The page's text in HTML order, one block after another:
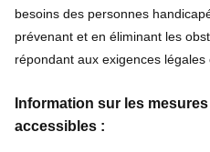
besoins des personnes
prévenant et en éliminant les
répondant aux exigences légales
Information sur les
accessibles :